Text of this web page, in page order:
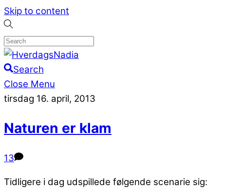
Skip to content
Search
Close Menu
tirsdag 16. april, 2013
Naturen er klam
13
Tidligere i dag udspillede følgende scenarie sig: